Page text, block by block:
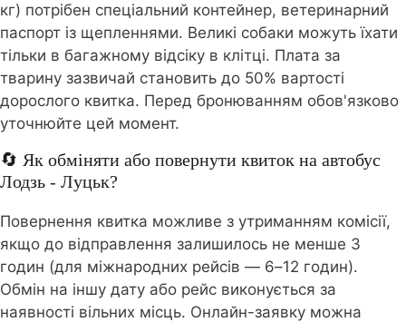
кг) потрібен спеціальний контейнер, ветеринарний
паспорт із щепленнями. Великі собаки можуть їхати
тільки в багажному відсіку в клітці. Плата за
тварину зазвичай становить до 50% вартості
дорослого квитка. Перед бронюванням обов'язково
уточнюйте цей момент.
🔄 Як обміняти або повернути квиток на автобус
Лодзь - Луцьк?
Повернення квитка можливе з утриманням комісії,
якщо до відправлення залишилось не менше 3
годин (для міжнародних рейсів — 6–12 годин).
Обмін на іншу дату або рейс виконується за
наявності вільних місць. Онлайн-заявку можна